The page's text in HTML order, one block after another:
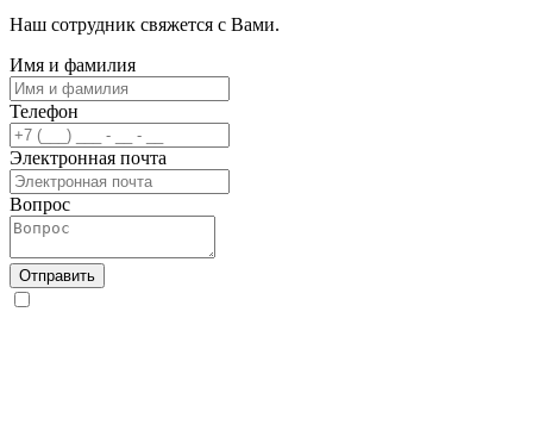
Наш сотрудник свяжется с Вами.
Имя и фамилия
Телефон
Электронная почта
Вопрос
Отправить